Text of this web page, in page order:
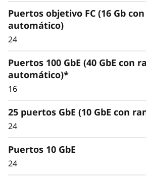
interrupciones dentro de un
aumentar la capacidad de
Benefíciese de una flexibilidad
a medida que despliega y
objetos proporciona un
Puertos objetivo FC (16 Gb
automático)
24
Puertos 100 GbE (40 GbE con
automático)*
16
25 puertos GbE (10 GbE con
24
Puertos 10 GbE
24